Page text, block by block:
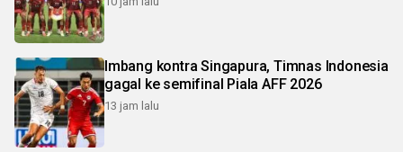
Imbang kontra Singapura, Timnas Indonesia
gagal ke semifinal Piala AFF 2026
13 jam lalu